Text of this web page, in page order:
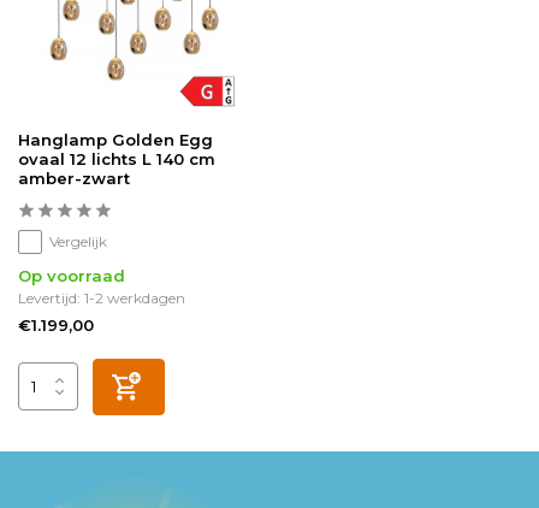
Hanglamp Golden Egg
ovaal 12 lichts L 140 cm
amber-zwart
Vergelijk
Op voorraad
Levertijd: 1-2 werkdagen
€1.199,00